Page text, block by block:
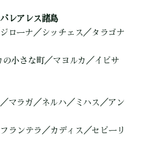
レアレス諸島
ローナ／シッチェス／タラゴナ
小さな町／マヨルカ／イビサ
マラガ／ネルハ／ミハス／アン
ランテラ／カディス／セビーリ